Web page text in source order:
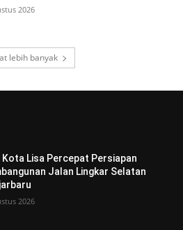
2026
lebih banyak
Kota Lisa Percepat Persiapan
Jalan Lingkar Selatan
2026